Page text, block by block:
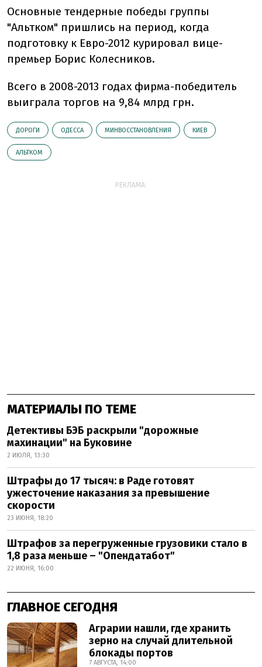
Основные тендерные победы группы
"Альтком" пришлись на период, когда
подготовку к Евро-2012 курировал вице-
премьер Борис Колесников.
Всего в 2008-2013 годах фирма-победитель
выиграла торгов на 9,84 млрд грн.
ДОРОГИ ОДЕССА МИНВОССТАНОВЛЕНИЯ КИЕВ
АЛЬТКОМ
РЕКЛАМА:
МАТЕРИАЛЫ ПО ТЕМЕ
Детективы БЭБ раскрыли "дорожные
махинации" на Буковине
2 ИЮЛЯ, 13:30
Штрафы до 17 тысяч: в Раде готовят
ужесточение наказания за превышение
скорости
23 ИЮНЯ, 18:20
Штрафов за перегруженные грузовики стало в
1,8 раза меньше – "Опендатабот"
22 ИЮНЯ, 16:00
ГЛАВНОЕ СЕГОДНЯ
Аграрии нашли, где хранить
зерно на случай длительной
блокады портов
7 АВГУСТА, 14:00